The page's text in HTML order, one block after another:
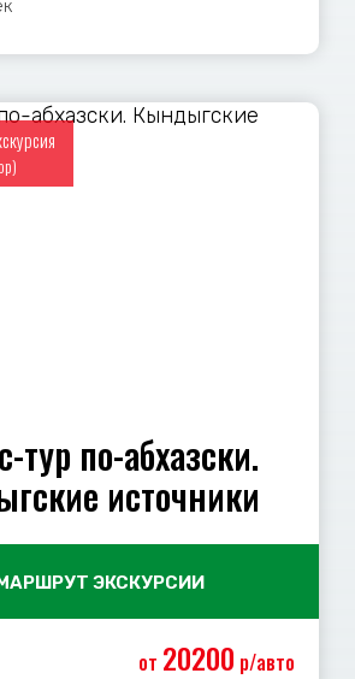
тур по-абхазски.
источники
ЭКСКУРСИИ
от 20200 р/авто